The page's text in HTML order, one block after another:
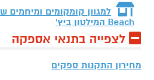
למגוון קומקומים ומיחמים
Beach המילטון ביץ'
לצפייה בתנאי אספקה
מחירון התקנות ספקים